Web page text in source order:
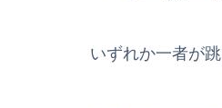
いずれか一者が